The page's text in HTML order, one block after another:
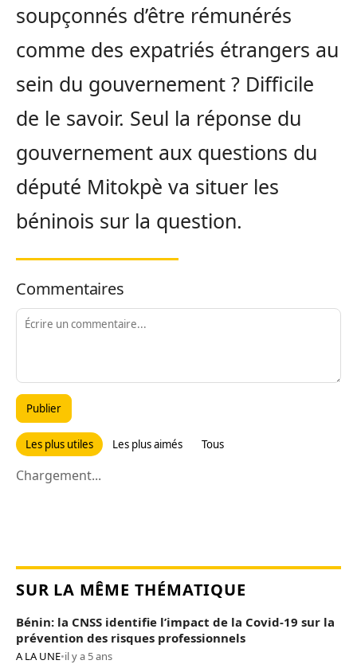
soupçonnés d’être rémunérés
comme des expatriés étrangers au
sein du gouvernement ? Difficile
de le savoir. Seul la réponse du
gouvernement aux questions du
député Mitokpè va situer les
béninois sur la question.
Commentaires
Publier
Les plus utiles Les plus aimés Tous
Chargement...
SUR LA MÊME THÉMATIQUE
Bénin: la CNSS identifie l’impact de la Covid-19 sur la
prévention des risques professionnels
A LA UNE•il y a 5 ans